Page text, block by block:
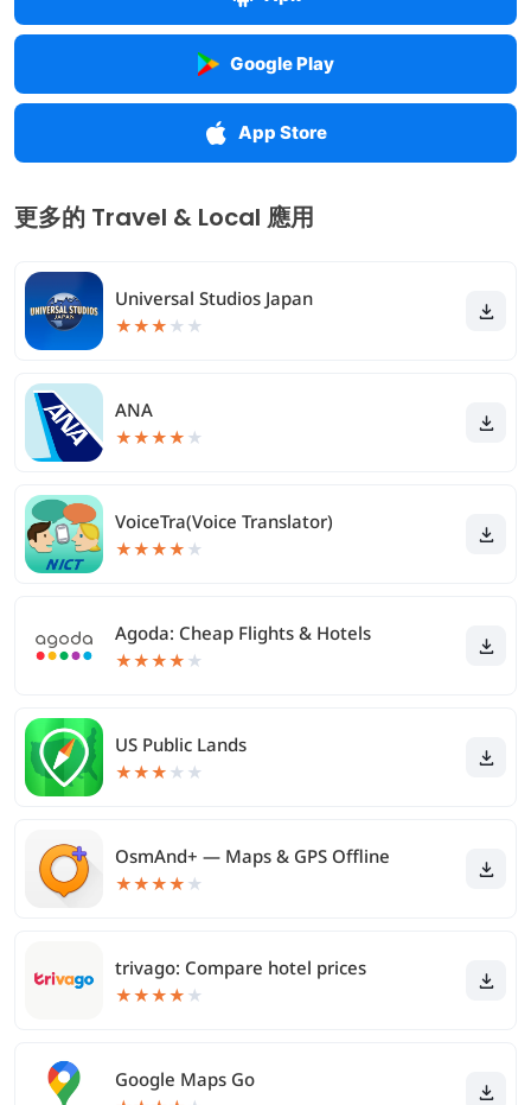
Google Play
App Store
更多的 Travel & Local 應用
Universal Studios Japan
★★★ ★ ★
ANA
★★★★ ★
VoiceTra(Voice Translator)
★★★★ ★
Agoda: Cheap Flights & Hotels
★★★★ ★
US Public Lands
★★★ ★ ★
OsmAnd+ — Maps & GPS Offline
★★★★ ★
trivago: Compare hotel prices
★★★★ ★
Google Maps Go